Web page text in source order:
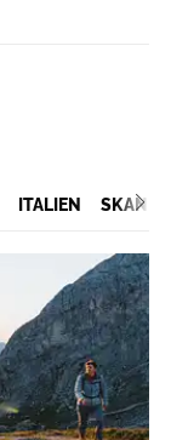
ITALIEN